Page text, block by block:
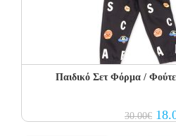
Παιδικό Σετ Φόρμα /
30.00€
price